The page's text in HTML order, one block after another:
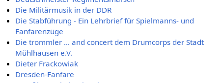
Die Militärmusik in der DDR
Die Stabführung - Ein Lehrbrief für Spielmanns- und
Fanfarenzüge
Die trommler ... and concert dem Drumcorps der Stadt
Mühlhausen e.V.
Dieter Frackowiak
Dresden-Fanfare